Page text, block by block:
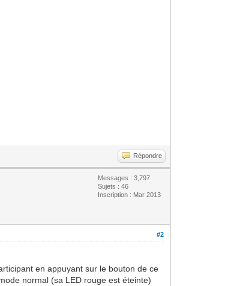
Répondre
Messages : 3,797
Sujets : 46
Inscription : Mar 2013
#2
en appuyant sur le bouton de ce
normal (sa LED rouge est éteinte)